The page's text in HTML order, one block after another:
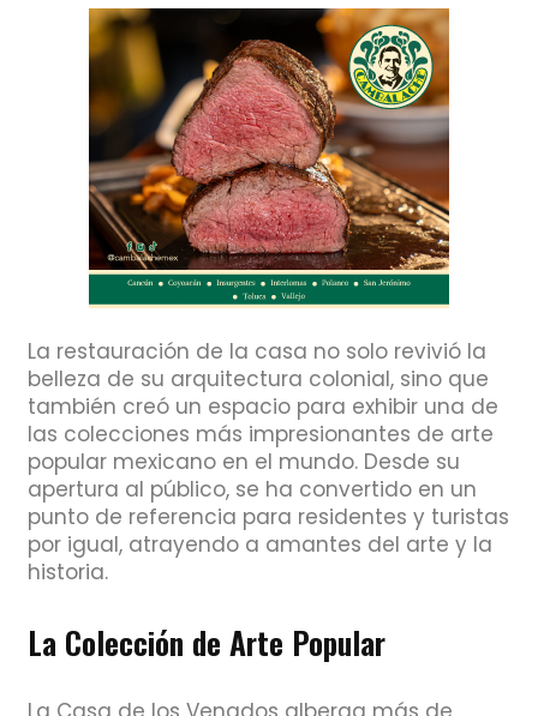
La restauración de la casa no solo revivió la
belleza de su arquitectura colonial, sino que
también creó un espacio para exhibir una de
las colecciones más impresionantes de arte
popular mexicano en el mundo. Desde su
apertura al público, se ha convertido en un
punto de referencia para residentes y turistas
por igual, atrayendo a amantes del arte y la
historia.
La Colección de Arte Popular